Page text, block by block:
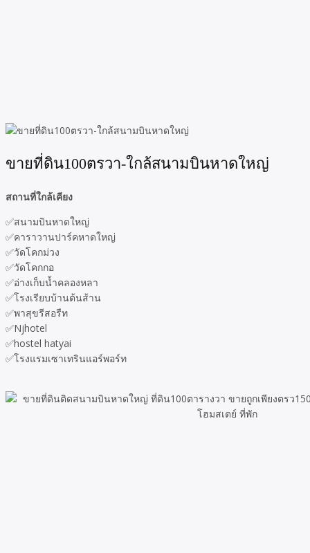
ขายที่ดิน100ตรวา-ใกล้สนามบินหาดใหญ่
สถานที่ใกล้เคียง
✅สนามบินหาดใหญ่
✅คาราวานปาร์คหาดใหญ่
✅วัดโคกม่วง
✅วัดโคกกอ
✅อ่างเก็บน้ำคลองหลา
✅โรงเรียบบ้านต้นส้าน
✅พาสุขรีสอรืท
✅Njhotel
✅hostel hatyai
✅โรงแรมเซาเทรินแอร์พอร์ท